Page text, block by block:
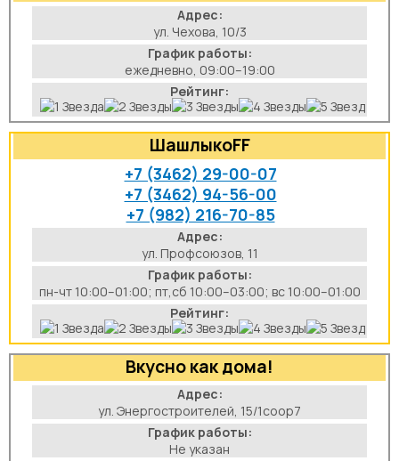
Адрес:
ул. Чехова, 10/3
График работы:
ежедневно, 09:00–19:00
Рейтинг:
ШашлыкоFF
+7 (3462) 29-00-07
+7 (3462) 94-56-00
+7 (982) 216-70-85
Адрес:
ул. Профсоюзов, 11
График работы:
пн-чт 10:00–01:00; пт,сб 10:00–03:00; вс 10:00–01:00
Рейтинг:
Вкусно как дома!
Адрес:
ул. Энергостроителей, 15/1соор7
График работы:
Не указан